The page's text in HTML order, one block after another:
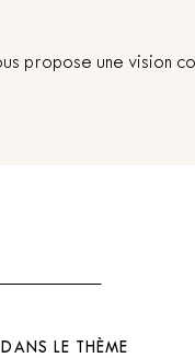
propose une vision
LE THÈME